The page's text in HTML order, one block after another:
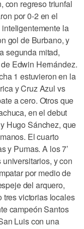
con regreso triunfal
por 0-2 en el
la
gol de Burbano, y
segunda mitad,
Edwin Hernández.
1 estuvieron en la
y Cruz Azul vs
a cero. Otros que
en el debut
Hugo Sánchez, que
El cuarto
y Pumas. A los 7’
y con
por medio de
del arquero,
tres victorias locales
campeón Santos
Luis con una